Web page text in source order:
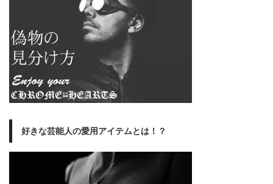
好きな芸能人の愛用アイテムとは！？